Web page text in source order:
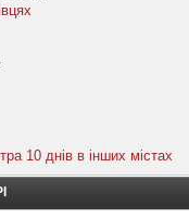
10 днів в інших містах